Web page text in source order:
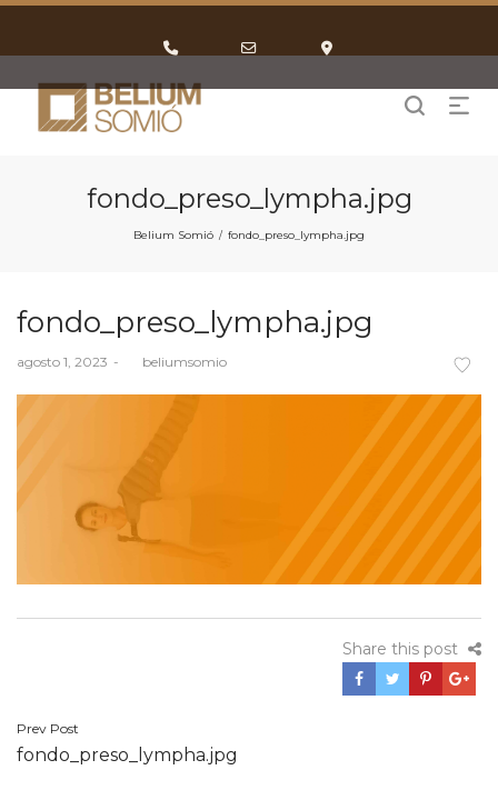
fondo_preso_lympha.jpg
Belium Somió / fondo_preso_lympha.jpg
fondo_preso_lympha.jpg
Posted
agosto 1, 2023 beliumsomio
Share this post
Navegación
de
Prev Post
fondo_preso_lympha.jpg
for
calling